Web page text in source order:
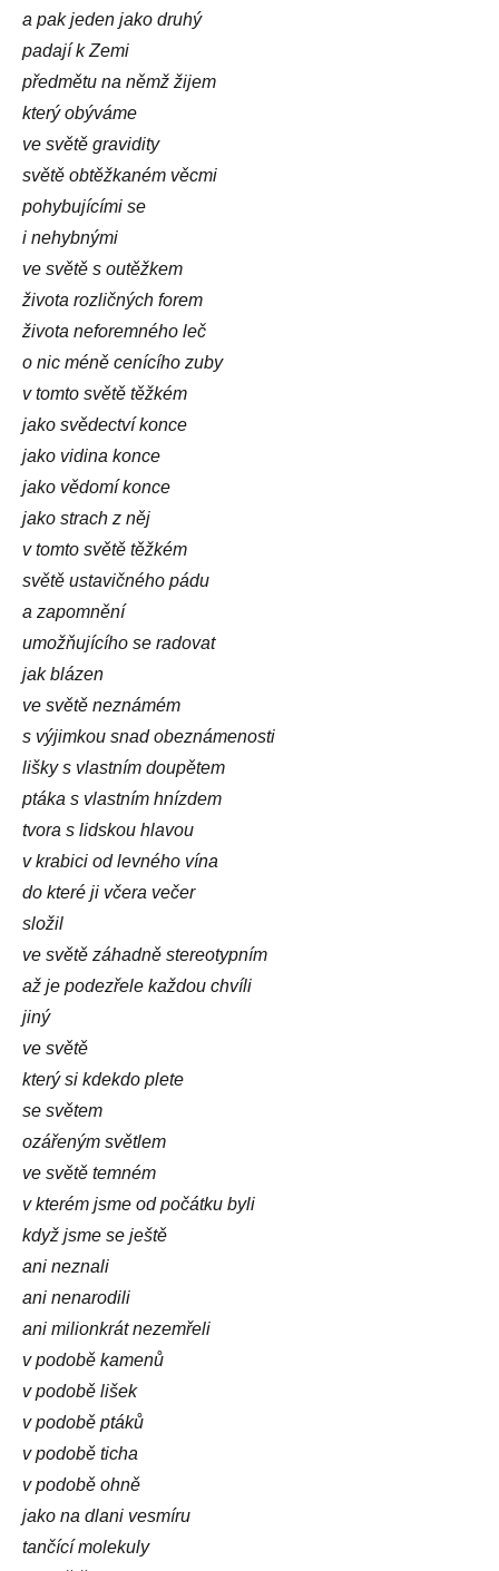
a pak jeden jako druhý
padají k Zemi
předmětu na němž žijem
který obýváme
ve světě gravidity
světě obtěžkaném věcmi
pohybujícími se
i nehybnými
ve světě s outěžkem
života rozličných forem
života neforemného leč
o nic méně cenícího zuby
v tomto světě těžkém
jako svědectví konce
jako vidina konce
jako vědomí konce
jako strach z něj
v tomto světě těžkém
světě ustavičného pádu
a zapomnění
umožňujícího se radovat
jak blázen
ve světě neznámém
s výjimkou snad obeznámenosti
lišky s vlastním doupětem
ptáka s vlastním hnízdem
tvora s lidskou hlavou
v krabici od levného vína
do které ji včera večer
složil
ve světě záhadně stereotypním
až je podezřele každou chvíli
jiný
ve světě
který si kdekdo plete
se světem
ozářeným světlem
ve světě temném
v kterém jsme od počátku byli
když jsme se ještě
ani neznali
ani nenarodili
ani milionkrát nezemřeli
v podobě kamenů
v podobě lišek
v podobě ptáků
v podobě ticha
v podobě ohně
jako na dlani vesmíru
tančící molekuly